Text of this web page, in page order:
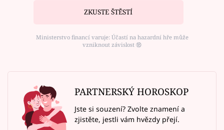
ZKUSTE ŠTĚSTÍ
Ministerstvo financí varuje: Účastí na hazardní hře může
vzniknout závislost ⑱
PARTNERSKÝ HOROSKOP
Jste si souzení? Zvolte znamení a
zjistěte, jestli vám hvězdy přejí.